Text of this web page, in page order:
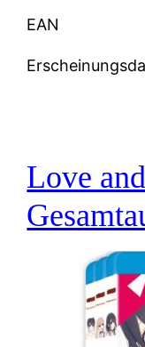
EAN
Love